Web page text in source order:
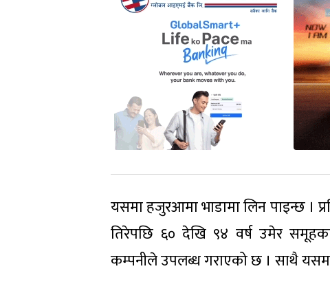
यसमा हजुरआमा भाडामा लिन पाइन्छ ।
तिरेपछि ६० देखि ९४ वर्ष उमेर
कम्पनीले उपलब्ध गराएको छ । साथै